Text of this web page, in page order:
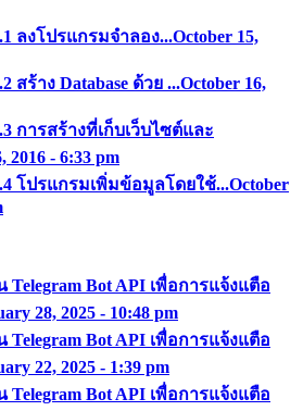
ลงโปรแกรมจำลอง...October 15,
สร้าง Database ด้วย ...October 16,
การสร้างที่เก็บเว็บไซต์และ
2016 - 6:33 pm
โปรแกรมเพิ่มข้อมูลโดยใช้...October
Telegram Bot API เพื่อการแจ้งแตือ
28, 2025 - 10:48 pm
Telegram Bot API เพื่อการแจ้งแตือ
22, 2025 - 1:39 pm
Telegram Bot API เพื่อการแจ้งแตือ